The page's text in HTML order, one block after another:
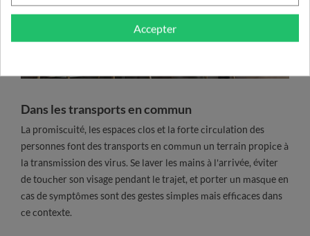
Dans les transports en commun
La promiscuité, les espaces clos et la forte circulation des
personnes font des transports en commun un terrain propice à
la transmission des virus. Se laver les mains à l'arrivée, éviter
de toucher son visage pendant le trajet, et porter un masque en
cas de symptômes sont des gestes simples mais efficaces dans
ce contexte.
Accepter